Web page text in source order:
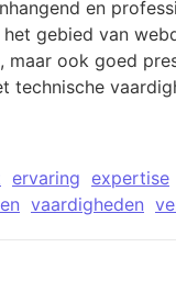
en
gebied van
maar ook goed
technische
ervaring expertise
vaardigheden